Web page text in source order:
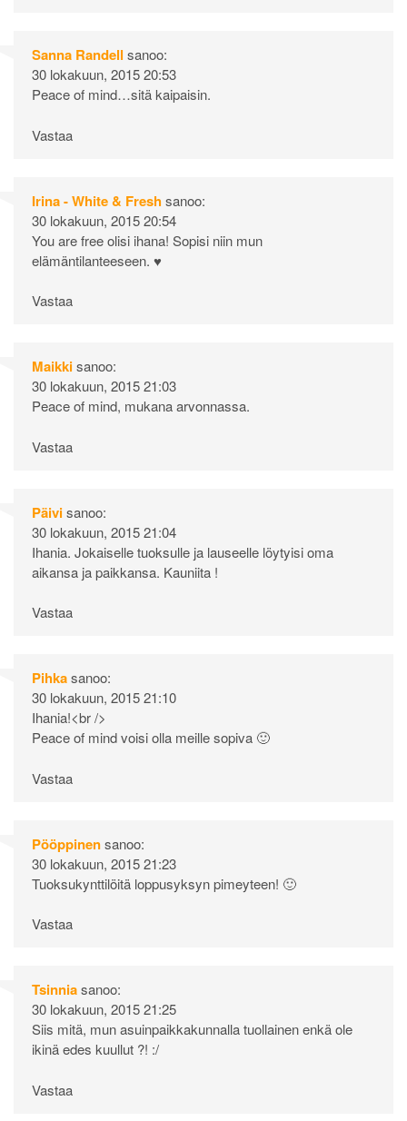
Sanna Randell sanoo:
30 lokakuun, 2015 20:53
Peace of mind…sitä kaipaisin.
Vastaa
Irina - White & Freshsanoo:
30 lokakuun, 2015 20:54
You are free olisi ihana! Sopisi niin mun
elämäntilanteeseen. ♥
Vastaa
Maikkisanoo:
30 lokakuun, 2015 21:03
Peace of mind, mukana arvonnassa.
Vastaa
Päivisanoo:
30 lokakuun, 2015 21:04
Ihania. Jokaiselle tuoksulle ja lauseelle löytyisi oma
aikansa ja paikkansa. Kauniita !
Vastaa
Pihkasanoo:
30 lokakuun, 2015 21:10
Ihania!<br />
Peace of mind voisi olla meille sopiva 🙂
Vastaa
Pööppinensanoo:
30 lokakuun, 2015 21:23
Tuoksukynttilöitä loppusyksyn pimeyteen! 🙂
Vastaa
Tsinniasanoo:
30 lokakuun, 2015 21:25
Siis mitä, mun asuinpaikkakunnalla tuollainen enkä ole
ikinä edes kuullut ?! :/
Vastaa